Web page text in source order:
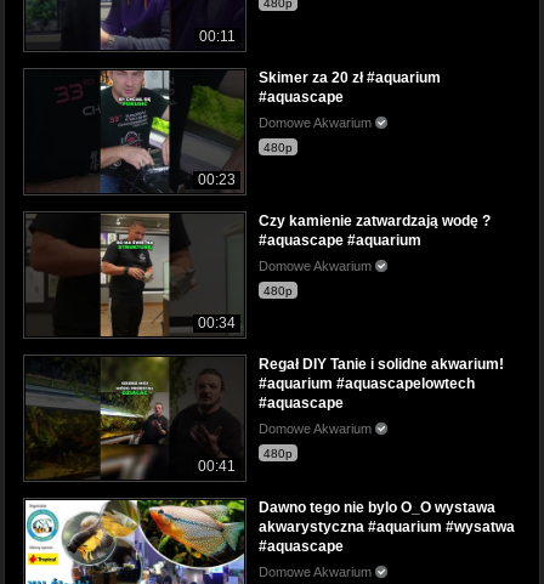
00:11
480p
00:23
Skimer za 20 zł #aquarium
#aquascape
Domowe Akwarium
480p
00:34
Czy kamienie zatwardzają wodę ?
#aquascape #aquarium
Domowe Akwarium
480p
00:41
Regał DIY Tanie i solidne akwarium!
#aquarium #aquascapelowtech
#aquascape
Domowe Akwarium
480p
Dawno tego nie bylo O_O wystawa
akwarystyczna #aquarium #wysatwa
#aquascape
Domowe Akwarium